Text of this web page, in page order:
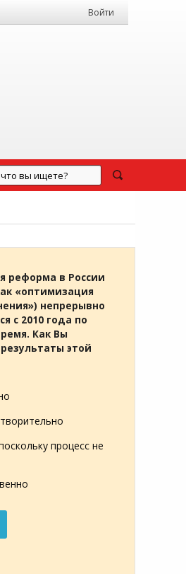
Войти
реформа в России
«оптимизация
непрерывно
с 2010 года по
Как Вы
этой
процесс не